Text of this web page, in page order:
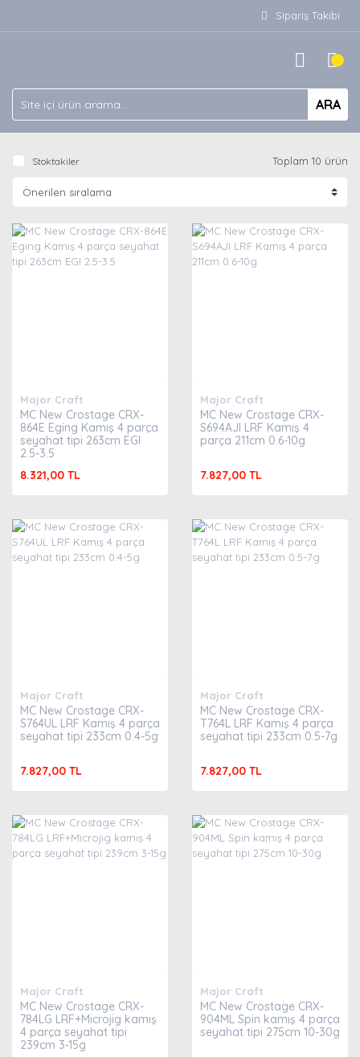
Sipariş Takibi
ARA
Stoktakiler Toplam 10 ürün
Major Craft
MC New Crostage CRX-
864E Eging Kamış 4 parça
seyahat tipi 263cm EGI
2.5-3.5
8.321,00 TL
Major Craft
MC New Crostage CRX-
S694AJI LRF Kamış 4
parça 211cm 0.6-10g
7.827,00 TL
Major Craft
MC New Crostage CRX-
S764UL LRF Kamış 4 parça
seyahat tipi 233cm 0.4-5g
7.827,00 TL
Major Craft
MC New Crostage CRX-
T764L LRF Kamış 4 parça
seyahat tipi 233cm 0.5-7g
7.827,00 TL
Major Craft
MC New Crostage CRX-
784LG LRF+Microjig kamış
4 parça seyahat tipi
239cm 3-15g
Major Craft
MC New Crostage CRX-
904ML Spin kamış 4 parça
seyahat tipi 275cm 10-30g